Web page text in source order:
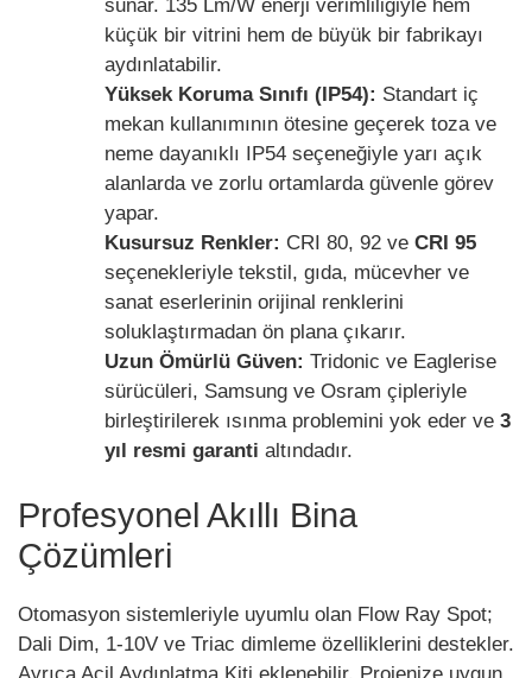
sunar. 135 Lm/W enerji verimliliğiyle hem
küçük bir vitrini hem de büyük bir fabrikayı
aydınlatabilir.
Yüksek Koruma Sınıfı (IP54): Standart iç
mekan kullanımının ötesine geçerek toza ve
neme dayanıklı IP54 seçeneğiyle yarı açık
alanlarda ve zorlu ortamlarda güvenle görev
yapar.
Kusursuz Renkler: CRI 80, 92 veCRI 95
seçenekleriyle tekstil, gıda, mücevher ve
sanat eserlerinin orijinal renklerini
soluklaştırmadan ön plana çıkarır.
Uzun Ömürlü Güven: Tridonic ve Eaglerise
sürücüleri, Samsung ve Osram çipleriyle
birleştirilerek ısınma problemini yok eder ve3
yıl resmi garanti altındadır.
Profesyonel Akıllı Bina
Çözümleri
Otomasyon sistemleriyle uyumlu olan Flow Ray Spot;
Dali Dim, 1-10V ve Triac dimleme özelliklerini destekler.